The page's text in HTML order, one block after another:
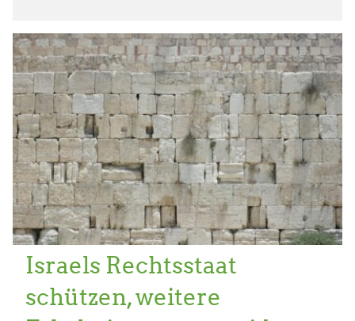
Israels Rechtsstaat
schützen, weitere